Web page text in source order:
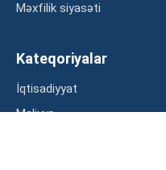
Məxfilik siyasəti
Kateqoriyalar
İqtisadiyyat
Maliyyə